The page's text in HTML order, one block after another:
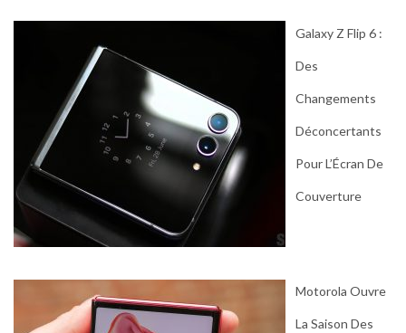
Galaxy Z Flip 6 :
Des
Changements
Déconcertants
Pour L’Écran De
Couverture
Motorola Ouvre
La Saison Des